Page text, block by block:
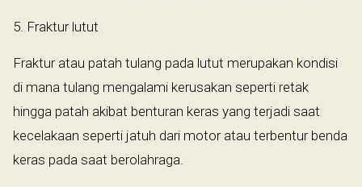
5. Fraktur lutut
Fraktur atau patah tulang pada lutut merupakan kondisi
di mana tulang mengalami kerusakan seperti retak
hingga patah akibat benturan keras yang terjadi saat
kecelakaan seperti jatuh dari motor atau terbentur benda
keras pada saat berolahraga.